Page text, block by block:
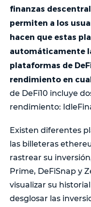
finanzas
permiten a los
hacen que estas
automáticamente
plataformas de
rendimiento en
de DeFi10 incluye
rendimiento:
Existen diferentes
las billeteras
rastrear su
Prime, DeFiSnap y
visualizar su
desglosar las